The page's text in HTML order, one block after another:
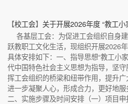
【校工会】 关于开展2026年度 “教工小
各基层工会：为促进工会组织自身
跃教职工文化生活，现组织开展2026年
具体安排如下：一、指导思想“教工小
代中国特色社会主义思想为指导，坚
挥工会组织的桥梁和纽带作用，提升广
进一步凝聚人心，形成合力，更好地服
二、实施步骤及时间安排（一）项目